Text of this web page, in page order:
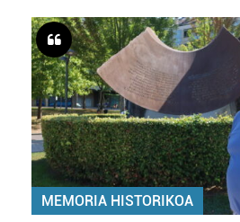
MEMORIA HISTORIKOA